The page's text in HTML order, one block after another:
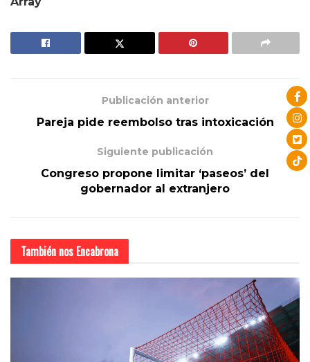
Publicación anterior
Pareja pide reembolso tras intoxicación
Siguiente publicación
Congreso propone limitar ‘paseos’ del
gobernador al extranjero
También nos Encabrona